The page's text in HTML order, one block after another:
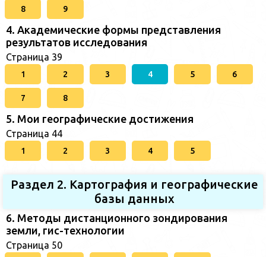
8 9
4. Академические формы представления
результатов исследования
Страница 39
1 2 3 4 5 6
7 8
5. Мои географические достижения
Страница 44
1 2 3 4 5
Раздел 2. Картография и географические
базы данных
6. Методы дистанционного зондирования
земли, гис-технологии
Страница 50